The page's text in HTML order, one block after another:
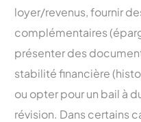
loyer/revenus, fournir
complémentaires
présenter des
stabilité financière
ou opter pour un bail à
révision. Dans certains